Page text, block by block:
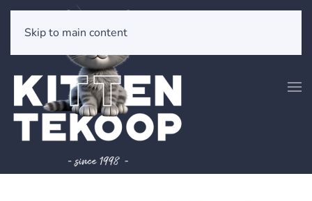
Skip to main content